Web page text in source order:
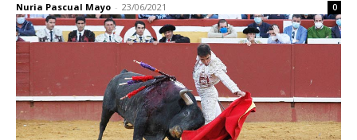
Nuria Pascual Mayo - 23/06/2021 0